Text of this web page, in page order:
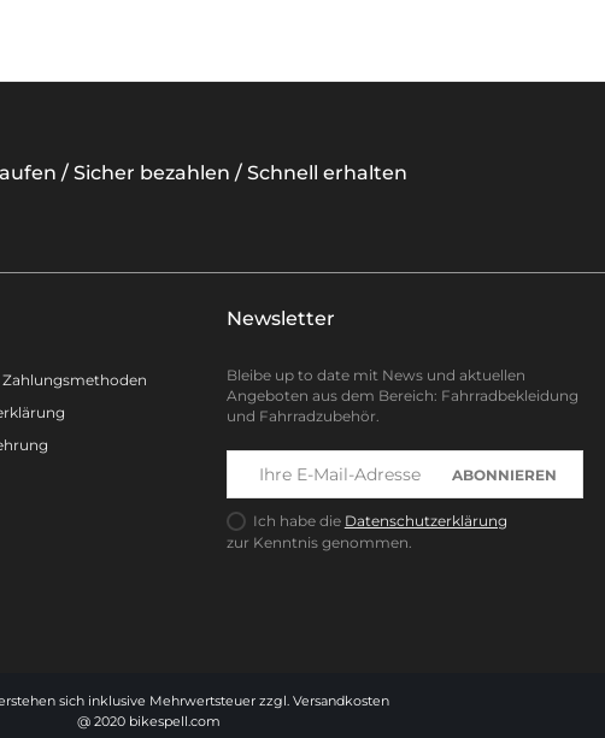
/ Sicher bezahlen / Schnell erhalten
Zahlungsmethoden
Newsletter
Bleibe up to date mit News und aktuellen
Angeboten aus dem Bereich: Fahrradbekleidung
und Fahrradzubehör.
ABONNIEREN
Ich habe die Datenschutzerklärung
zur Kenntnis genommen.
sich inklusive Mehrwertsteuer zzgl. Versandkosten
@ 2020 bikespell.com